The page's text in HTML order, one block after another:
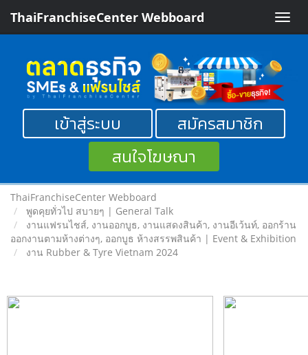
Toggle
ThaiFranchiseCenter Webboard
เข้าสู่ระบบ
สมัครสมาชิก
สนใจโฆษณา
ThaiFranchiseCenter Webboard
พูดคุยทั่วไป สบายๆ | General Talk
งานแฟรนไชส์, งานออกบูธ, งานแสดงสินค้า, งานอีเว้นท์, ออกร้าน
ออกงานตามห้างต่างๆ, ออกบูธ ห้างสรรพสินค้า | Event & Exhibition
งาน Rubber & Tyre Vietnam 2024